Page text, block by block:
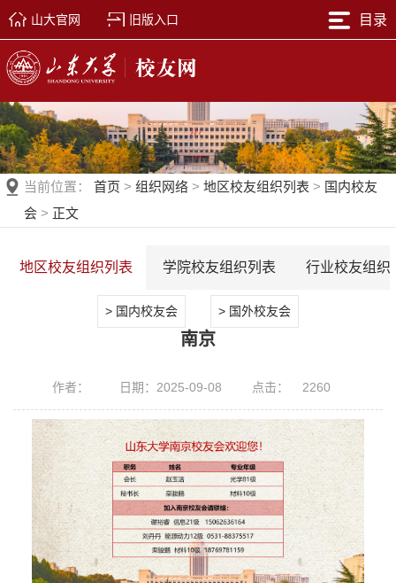
山大官网 旧版入口 目录
当前位置： 首页 > 组织网络> 地区校友组织列表 > 国内校友
会> 正文
地区校友组织列表 学院校友组织列表 行业校友组织
> 国内校友会 > 国外校友会
南京
作者： 日期：2025-09-08 点击： 2260